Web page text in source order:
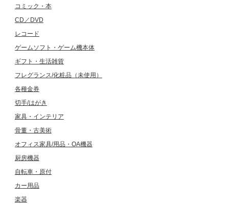
コミック・本
CD／DVD
レコード
ゲームソフト・ゲーム機本体
ギフト・生活雑貨
フレグランス/化粧品（未使用）
各種金券
切手/はがき
家具・インテリア
骨董・古美術
オフィス家具/用品・OA機器
厨房機器
自転車・原付
カー用品
楽器